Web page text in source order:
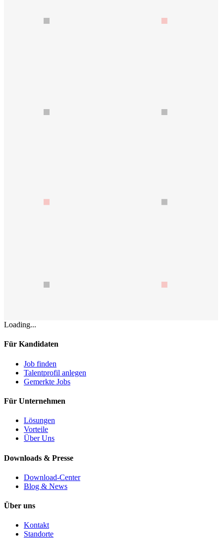
Loading...
Für Kandidaten
Job finden
Talentprofil anlegen
Gemerkte Jobs
Für Unternehmen
Lösungen
Vorteile
Über Uns
Downloads & Presse
Download-Center
Blog & News
Über uns
Kontakt
Standorte